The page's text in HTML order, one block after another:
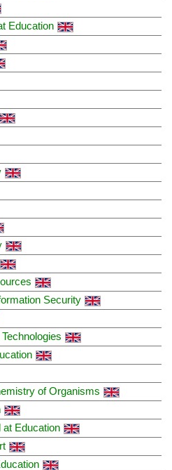
Education
Security
of Organisms
at Education